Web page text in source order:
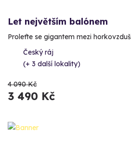
Let největším balónem
Proleťte se gigantem mezi
Český ráj
(+ 3 další lokality)
4 090 Kč
3 490 Kč